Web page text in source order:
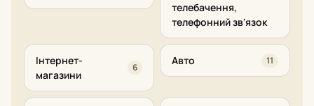
телебачення,
телефонний зв'язок
Інтернет-
магазини
6
Авто 11